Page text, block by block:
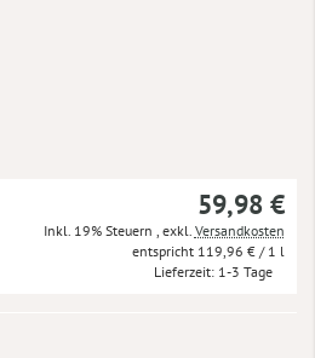
59,98 €
Inkl. 19% Steuern exkl. Versandkosten
119,96 € / 1 l
Lieferzeit 1-3 Tage